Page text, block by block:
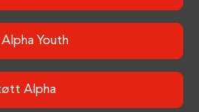
Alpha Youth
Alpha